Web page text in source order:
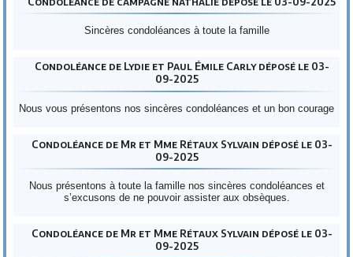
Sincères condoléances à toute la famille
Condoléance de Lydie et Paul Émile Carly déposé le 03-
09-2025
Nous vous présentons nos sincères condoléances et un bon courage
Condoléance de Mr et Mme Rétaux Sylvain déposé le 03-
09-2025
Nous présentons à toute la famille nos sincères condoléances et
s’excusons de ne pouvoir assister aux obsèques.
Condoléance de Mr et Mme Rétaux Sylvain déposé le 03-
09-2025